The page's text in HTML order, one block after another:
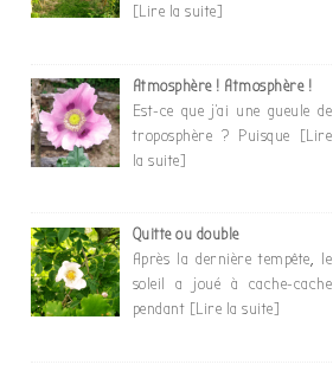
[Lire la suite]
Atmosphère ! Atmosphère !
Est-ce que j’ai une gueule de
troposphère ? Puisque [Lire
la suite]
Quitte ou double
Après la dernière tempête, le
soleil a joué à cache-cache
pendant [Lire la suite]